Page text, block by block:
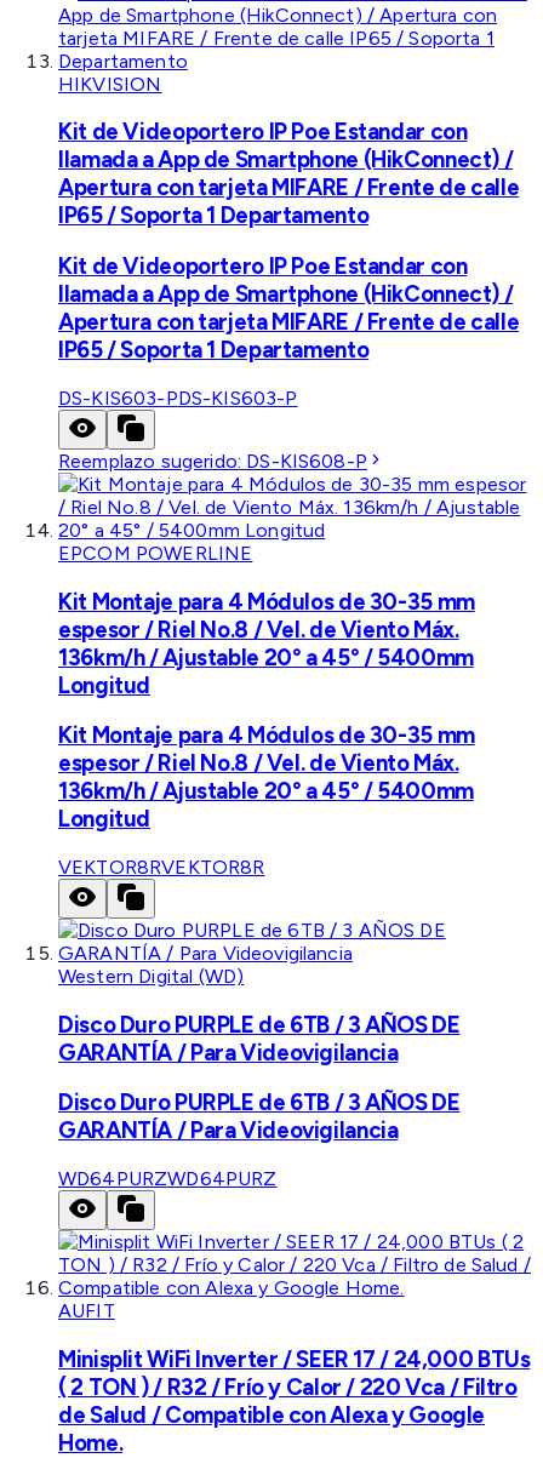
HIKVISION
Kit de Videoportero IP Poe Estandar con
llamada a App de Smartphone (HikConnect) /
Apertura con tarjeta MIFARE / Frente de calle
IP65 / Soporta 1 Departamento
Kit de Videoportero IP Poe Estandar con
llamada a App de Smartphone (HikConnect) /
Apertura con tarjeta MIFARE / Frente de calle
IP65 / Soporta 1 Departamento
DS-KIS603-PDS-KIS603-P
Reemplazo sugerido: DS-KIS608-P
EPCOM POWERLINE
Kit Montaje para 4 Módulos de 30-35 mm
espesor / Riel No.8 / Vel. de Viento Máx.
136km/h / Ajustable 20° a 45° / 5400mm
Longitud
Kit Montaje para 4 Módulos de 30-35 mm
espesor / Riel No.8 / Vel. de Viento Máx.
136km/h / Ajustable 20° a 45° / 5400mm
Longitud
VEKTOR8RVEKTOR8R
Western Digital (WD)
Disco Duro PURPLE de 6TB / 3 AÑOS DE
GARANTÍA / Para Videovigilancia
Disco Duro PURPLE de 6TB / 3 AÑOS DE
GARANTÍA / Para Videovigilancia
WD64PURZWD64PURZ
AUFIT
Minisplit WiFi Inverter / SEER 17 / 24,000 BTUs
( 2 TON ) / R32 / Frío y Calor / 220 Vca / Filtro
de Salud / Compatible con Alexa y Google
Home.